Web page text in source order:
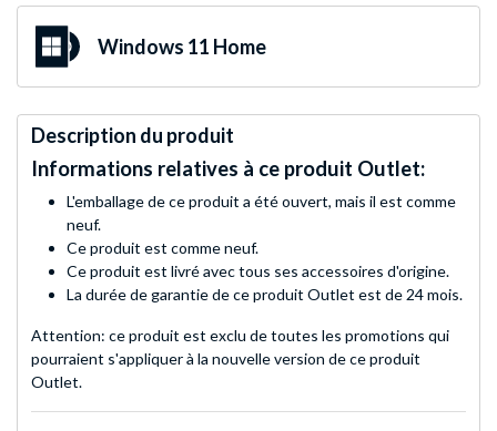
Windows 11 Home
Description du produit
Informations relatives à ce produit Outlet:
L'emballage de ce produit a été ouvert, mais il est comme
neuf.
Ce produit est comme neuf.
Ce produit est livré avec tous ses accessoires d'origine.
La durée de garantie de ce produit Outlet est de 24 mois.
Attention: ce produit est exclu de toutes les promotions qui
pourraient s'appliquer à la nouvelle version de ce produit
Outlet.